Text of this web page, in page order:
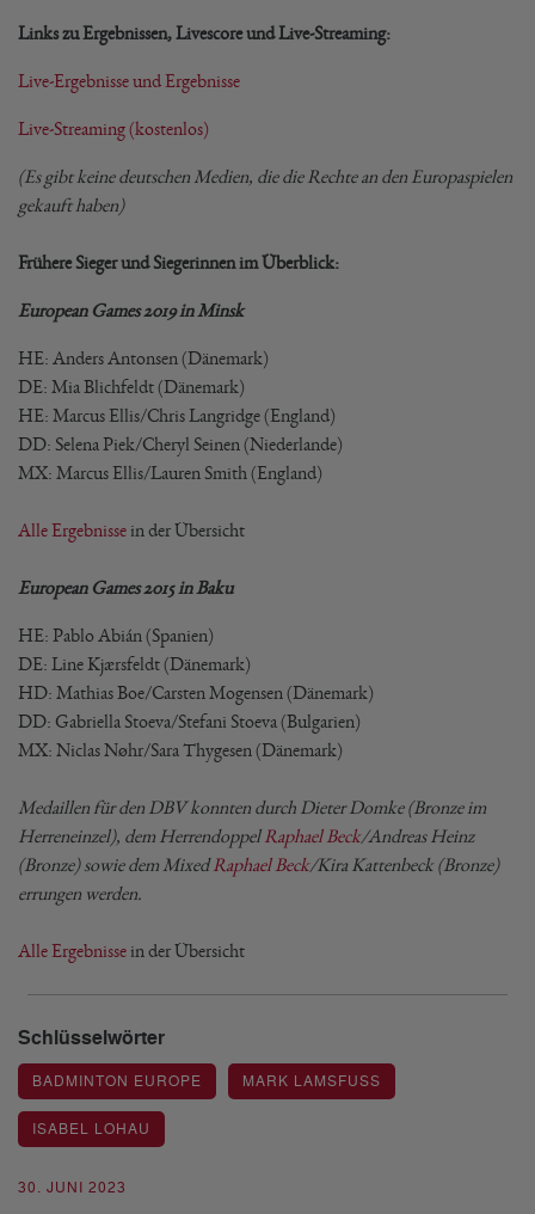
30. JUNI 2023
Links zu Ergebnissen, Livescore und Live-Streaming:
Live-Ergebnisse und Ergebnisse
Live-Streaming (kostenlos)
(Es gibt keine deutschen Medien, die die Rechte an den Europaspielen
gekauft haben)
Frühere Sieger und Siegerinnen im Überblick:
European Games 2019 in Minsk
HE: Anders Antonsen (Dänemark)
DE: Mia Blichfeldt (Dänemark)
HE: Marcus Ellis/Chris Langridge (England)
DD: Selena Piek/Cheryl Seinen (Niederlande)
MX: Marcus Ellis/Lauren Smith (England)
Alle Ergebnisse in der Übersicht
European Games 2015 in Baku
HE: Pablo Abián (Spanien)
DE: Line Kjærsfeldt (Dänemark)
HD: Mathias Boe/Carsten Mogensen (Dänemark)
DD: Gabriella Stoeva/Stefani Stoeva (Bulgarien)
MX: Niclas Nøhr/Sara Thygesen (Dänemark)
Medaillen für den DBV konnten durch Dieter Domke (Bronze im
Herreneinzel), dem Herrendoppel Raphael Beck/Andreas Heinz
(Bronze) sowie dem MixedRaphael Beck/Kira Kattenbeck (Bronze)
errungen werden.
Alle Ergebnisse in der Übersicht
Schlüsselwörter
BADMINTON EUROPE MARK LAMSFUSS
ISABEL LOHAU